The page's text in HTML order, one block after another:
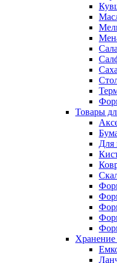
Товары
Для
Хранение